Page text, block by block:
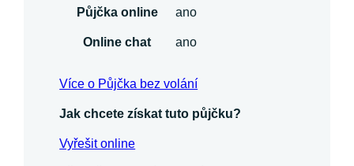
Půjčka online
ano
Online chat ano
Více o Půjčka bez volání
Jak chcete získat tuto půjčku?
Vyřešit online